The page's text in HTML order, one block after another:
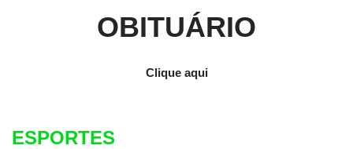
OBITUÁRIO
Clique aqui
ESPORTES